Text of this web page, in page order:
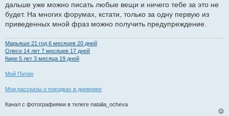
е
н
и
е
дальше уже можно писать любые вещи и ничего тебе за это не
будет. На многих форумах, кстати, только за одну первую из
приведенных мной фраз можно получить предупреждение.
Марьяше 21 год 6 месяцев 20 дней
Олесе 14 лет 7 месяцев 17 дней
Кире 5 лет 3 месяца 19 дней
Мой Питер
Мои рассказы о поездках в дневнике
Канал с фотографиями в телеге natalia_ocheva